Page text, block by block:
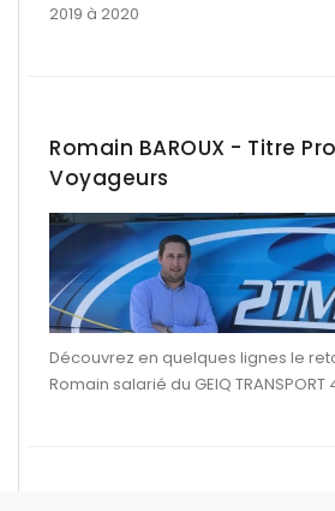
2019 à 2020
Romain BAROUX - Titre
Voyageurs
Découvrez en quelques lignes le
Romain salarié du GEIQ TRANSPORT